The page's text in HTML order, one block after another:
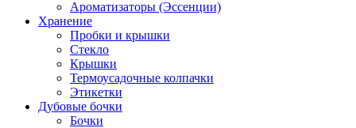
Ароматизаторы (Эссенции)
Хранение
Пробки и крышки
Стекло
Крышки
Термоусадочные колпачки
Этикетки
Дубовые бочки
Бочки